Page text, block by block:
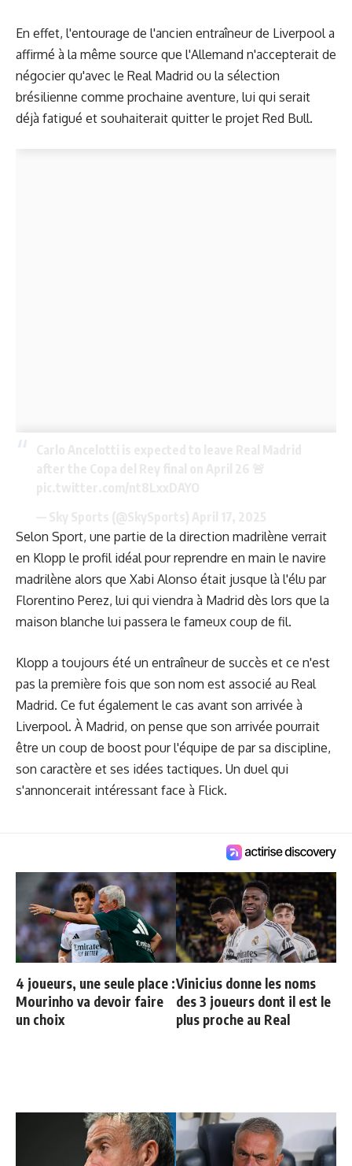
En effet, l'entourage de l'ancien entraîneur de Liverpool a
affirmé à la même source que l'Allemand n'accepterait de
négocier qu'avec le Real Madrid ou la sélection
brésilienne comme prochaine aventure, lui qui serait
déjà fatigué et souhaiterait quitter le projet Red Bull.
Selon Sport, une partie de la direction madrilène verrait
en Klopp le profil idéal pour reprendre en main le navire
madrilène alors que Xabi Alonso était jusque là l'élu par
Florentino Perez, lui qui viendra à Madrid dès lors que la
maison blanche lui passera le fameux coup de fil.
Klopp a toujours été un entraîneur de succès et ce n'est
pas la première fois que son nom est associé au Real
Madrid. Ce fut également le cas avant son arrivée à
Liverpool. À Madrid, on pense que son arrivée pourrait
être un coup de boost pour l'équipe de par sa discipline,
son caractère et ses idées tactiques. Un duel qui
s'annoncerait intéressant face à Flick.
4 joueurs, une seule place :
Mourinho va devoir faire
un choix
Vinicius donne les noms
des 3 joueurs dont il est le
plus proche au Real